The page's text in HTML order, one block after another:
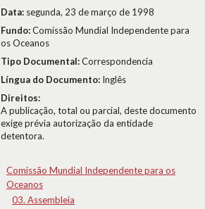
Data: segunda, 23 de março de 1998
Fundo:Comissão Mundial Independente para
os Oceanos
Tipo Documental:Correspondencia
Língua do Documento: Inglês
Direitos:
A publicação, total ou parcial, deste documento
exige prévia autorização da entidade
detentora.
Comissão Mundial Independente para os
Oceanos
03. Assembleia